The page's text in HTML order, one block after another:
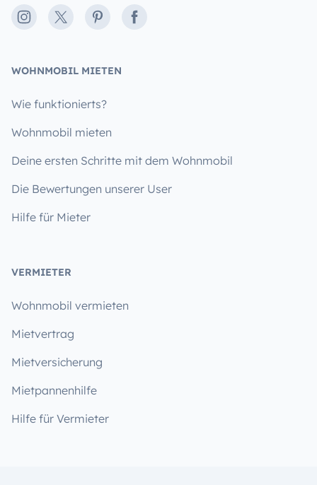
Instagram
X PinterestFacebook
WOHNMOBIL MIETEN
Wie funktionierts?
Wohnmobil mieten
Deine ersten Schritte mit dem Wohnmobil
Die Bewertungen unserer User
Hilfe für Mieter
VERMIETER
Wohnmobil vermieten
Mietvertrag
Mietversicherung
Mietpannenhilfe
Hilfe für Vermieter